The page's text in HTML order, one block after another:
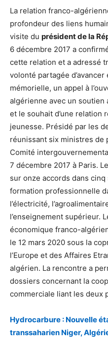
La relation franco-
profondeur des liens
visite du président de la
6 décembre 2017 a
cette relation et a adressé
volonté partagée
mémorielle, un appel à
algérienne avec un
et le souhait d’une relation
jeunesse. Présidé par les
réunissant six ministres de
Comité
7 décembre 2017 à Paris.
sur onze accords dans
formation professionnelle
l’électricité,
l’enseignement supérieur.
économique franco-
le 12 mars 2020 sous la
l’Europe et des Affaires
algérien. La rencontre a
dossiers concernant la
commerciale liant les deux
Hydrocarbure : Nouvelle
transsaharien Niger,